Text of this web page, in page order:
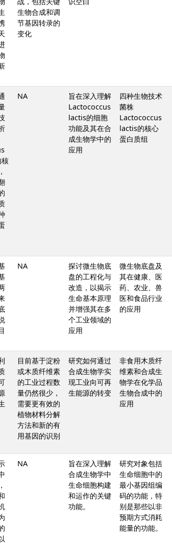
生物合成和调
节基因转录的
变化
NA
旨在深入理解
Lactococcus
lactis的细胞
功能及其在合
成生物学中的
应用
四种生物技术
菌株
Lactococcus
lactis的核心
蛋白质组
NA
探讨微生物底
盘的工程化与
改造，以揭示
生命基本原理
并增强其在多
个工业领域的
应用
微生物底盘及
其在健康、医
药、农业、兽
医和食品行业
的应用
目前基于淀粉
或木质纤维素
的工业过程数
量仍然很少，
需要更有效的
植物材料分解
方法和新的有
用基因的识别
研究如何通过
合成生物学实
现工业向可再
生能源的转变
非食用木质纤
维素和合成生
物学在化学品
生物合成中的
应用
NA
旨在深入理解
合成生物学中
生命细胞构建
和运作的关键
功能。
研究对象包括
生命细胞中的
最小基因组编
码的功能，特
别是那些以非
预期方式消耗
能量的功能。